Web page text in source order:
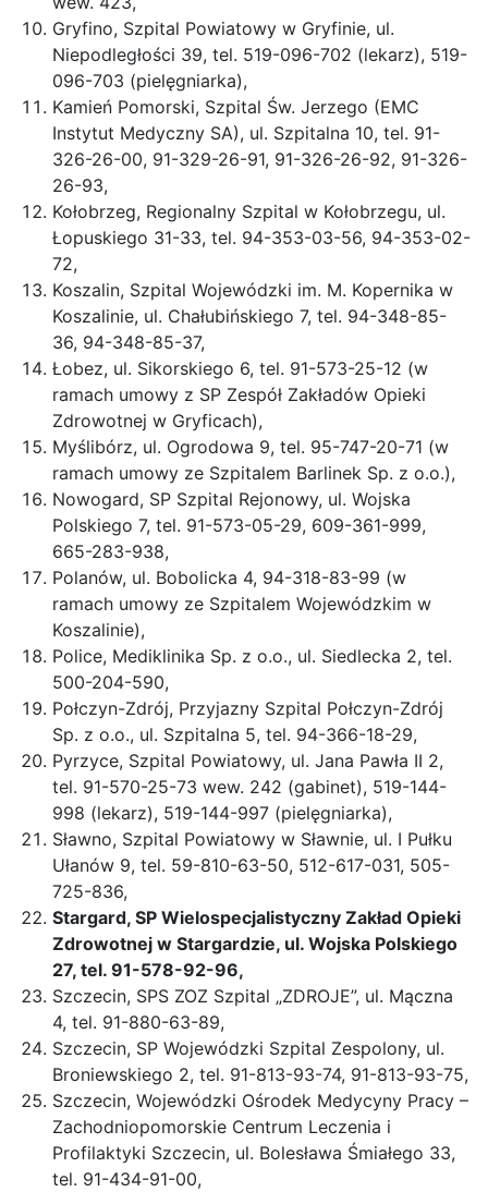
Gryfino, Szpital Powiatowy w Gryfinie, ul.
Niepodległości 39, tel. 519-096-702 (lekarz), 519-
096-703 (pielęgniarka),
Kamień Pomorski, Szpital Św. Jerzego (EMC
Instytut Medyczny SA), ul. Szpitalna 10, tel. 91-
326-26-00, 91-329-26-91, 91-326-26-92, 91-326-
26-93,
Kołobrzeg, Regionalny Szpital w Kołobrzegu, ul.
Łopuskiego 31-33, tel. 94-353-03-56, 94-353-02-
72,
Koszalin, Szpital Wojewódzki im. M. Kopernika w
Koszalinie, ul. Chałubińskiego 7, tel. 94-348-85-
36, 94-348-85-37,
Łobez, ul. Sikorskiego 6, tel. 91-573-25-12 (w
ramach umowy z SP Zespół Zakładów Opieki
Zdrowotnej w Gryficach),
Myślibórz, ul. Ogrodowa 9, tel. 95-747-20-71 (w
ramach umowy ze Szpitalem Barlinek Sp. z o.o.),
Nowogard, SP Szpital Rejonowy, ul. Wojska
Polskiego 7, tel. 91-573-05-29, 609-361-999,
665-283-938,
Polanów, ul. Bobolicka 4, 94-318-83-99 (w
ramach umowy ze Szpitalem Wojewódzkim w
Koszalinie),
Police, Mediklinika Sp. z o.o., ul. Siedlecka 2, tel.
500-204-590,
Połczyn-Zdrój, Przyjazny Szpital Połczyn-Zdrój
Sp. z o.o., ul. Szpitalna 5, tel. 94-366-18-29,
Pyrzyce, Szpital Powiatowy, ul. Jana Pawła II 2,
tel. 91-570-25-73 wew. 242 (gabinet), 519-144-
998 (lekarz), 519-144-997 (pielęgniarka),
Sławno, Szpital Powiatowy w Sławnie, ul. I Pułku
Ułanów 9, tel. 59-810-63-50, 512-617-031, 505-
725-836,
Stargard, SP Wielospecjalistyczny Zakład Opieki
Zdrowotnej w Stargardzie, ul. Wojska Polskiego
27, tel. 91-578-92-96,
Szczecin, SPS ZOZ Szpital „ZDROJE”, ul. Mączna
4, tel. 91-880-63-89,
Szczecin, SP Wojewódzki Szpital Zespolony, ul.
Broniewskiego 2, tel. 91-813-93-74, 91-813-93-75,
Szczecin, Wojewódzki Ośrodek Medycyny Pracy –
Zachodniopomorskie Centrum Leczenia i
Profilaktyki Szczecin, ul. Bolesława Śmiałego 33,
tel. 91-434-91-00,